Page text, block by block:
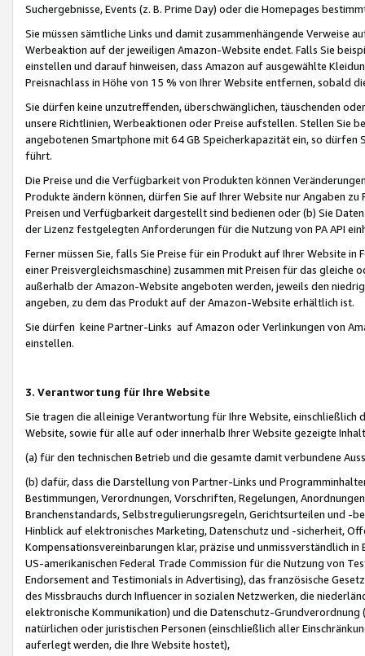
Suchergebnisse, Events (z. B. Prime Day) oder die Homepages
Sie müssen sämtliche Links und damit zusammenhängende
Werbeaktion auf der jeweiligen Amazon-Website endet. Falls Sie
einstellen und darauf hinweisen, dass Amazon auf ausgewählte
Preisnachlass in Höhe von 15 % von Ihrer Website entfernen, sobald
Sie dürfen keine unzutreffenden, überschwänglichen, täuschenden
unsere Richtlinien, Werbeaktionen oder Preise aufstellen. Stellen Sie
angebotenen Smartphone mit 64 GB Speicherkapazität ein, so dürfen
führt.
Die Preise und die Verfügbarkeit von Produkten können
Produkte ändern können, dürfen Sie auf Ihrer Website nur Angaben
Preisen und Verfügbarkeit dargestellt sind bedienen oder (b) Sie
der Lizenz festgelegten Anforderungen für die Nutzung von PA API
Ferner müssen Sie, falls Sie Preise für ein Produkt auf Ihrer Website
einer Preisvergleichsmaschine) zusammen mit Preisen für das
außerhalb der Amazon-Website angeboten werden, jeweils den
angeben, zu dem das Produkt auf der Amazon-Website erhältlich ist.
Sie dürfen keine Partner-Links auf Amazon oder Verlinkungen von
einstellen.
3. Verantwortung für Ihre Website
Sie tragen die alleinige Verantwortung für Ihre Website,
Website, sowie für alle auf oder innerhalb Ihrer Website gezeigte
(a) für den technischen Betrieb und die gesamte damit verbundene
(b) dafür, dass die Darstellung von Partner-Links und
Bestimmungen, Verordnungen, Vorschriften, Regelungen,
Branchenstandards, Selbstregulierungsregeln, Gerichtsurteilen und -
Hinblick auf elektronisches Marketing, Datenschutz und -sicherheit,
Kompensationsvereinbarungen klar, präzise und unmissverständlich
US-amerikanischen Federal Trade Commission für die Nutzung von
Endorsement and Testimonials in Advertising), das französische
des Missbrauchs durch Influencer in sozialen Netzwerken, die
elektronische Kommunikation) und die Datenschutz-
natürlichen oder juristischen Personen (einschließlich aller
auferlegt werden, die Ihre Website hostet),